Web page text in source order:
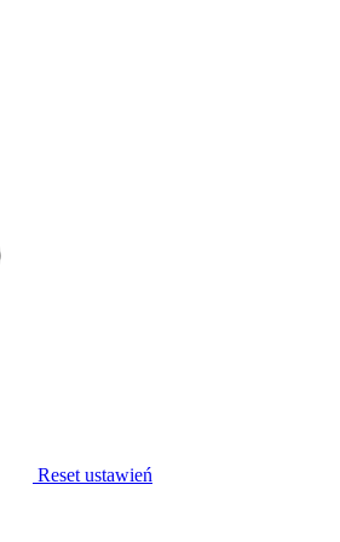
Reset ustawień